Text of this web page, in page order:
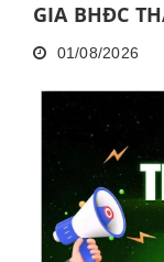
GIA BHĐC
KHÔNG
HOÀN
NGÀY
01/08/2026